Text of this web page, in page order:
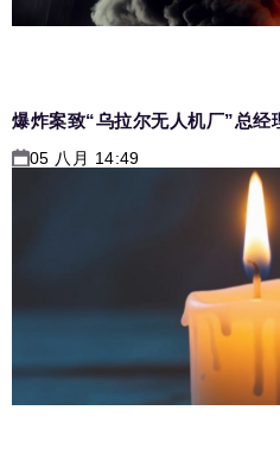
爆炸案致“乌拉尔无人机厂”总经
05 八月 14:49